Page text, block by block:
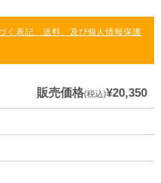
く表記、送料、及び個人情報保護
販売価格(税込)¥20,350